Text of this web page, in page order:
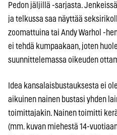
Pedon jäljillä -sarjasta.
ja telkussa saa näyttää
zoomattuina tai Andy Warhol -
ei tehdä kumpaakaan, joten
suunnittelemassa oikeuden
Idea kansalaisbustauksesta ei
aikuinen nainen bustasi yhden
toimittajakin. Nainen toimitti
(mm. kuvan miehestä 14-